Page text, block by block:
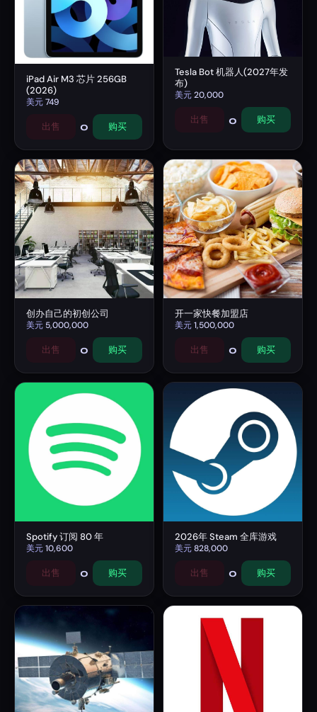
iPad Air M3 芯片 256GB
(2026)
美元749
出售 0 购买
Tesla Bot 机器人(2027年发
布)
美元20,000
出售 0 购买
创办自己的初创公司
美元 5,000,000
出售 0 购买
开一家快餐加盟店
美元1,500,000
出售 0 购买
Spotify 订阅 80 年
美元10,600
出售 0 购买
2026年 Steam 全库游戏
美元828,000
出售 0 购买